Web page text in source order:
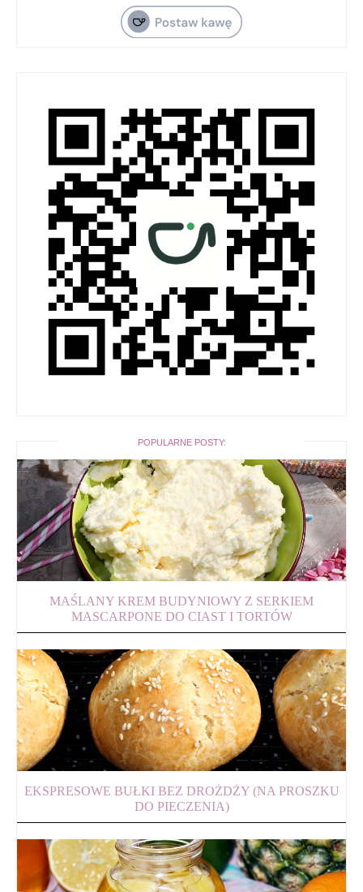
POPULARNE POSTY:
MAŚLANY KREM BUDYNIOWY Z SERKIEM
MASCARPONE DO CIAST I TORTÓW
EKSPRESOWE BUŁKI BEZ DROŻDŻY (NA PROSZKU
DO PIECZENIA)